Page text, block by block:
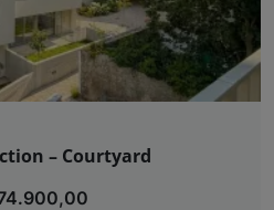
– Courtyard